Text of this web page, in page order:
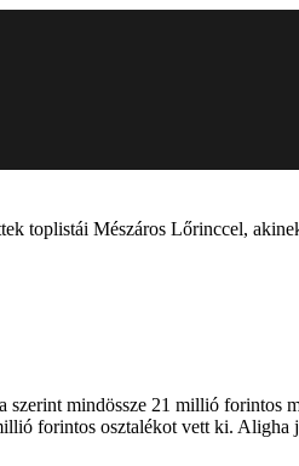
toplistái Mészáros Lőrinccel,
mindössze 21 millió
forintos osztalékot vett ki.